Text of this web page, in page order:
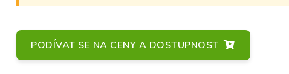
PODÍVAT SE NA CENY A DOSTUPNOST